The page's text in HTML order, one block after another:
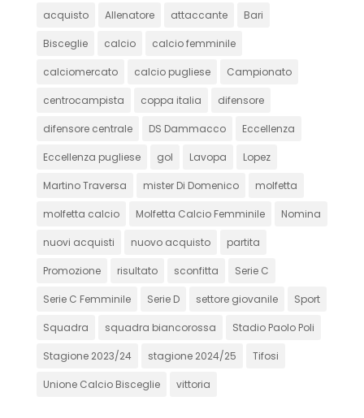
acquisto Allenatore attaccante Bari
Bisceglie calcio calcio femminile
calciomercato calcio pugliese Campionato
centrocampista coppa italia difensore
difensore centrale DS Dammacco Eccellenza
Eccellenza pugliese gol Lavopa Lopez
Martino Traversa mister Di Domenico molfetta
molfetta calcio Molfetta Calcio Femminile Nomina
nuovi acquisti nuovo acquisto partita
Promozione risultato sconfitta Serie C
Serie C Femminile Serie D settore giovanile Sport
Squadra squadra biancorossa Stadio Paolo Poli
Stagione 2023/24 stagione 2024/25 Tifosi
Unione Calcio Bisceglie vittoria